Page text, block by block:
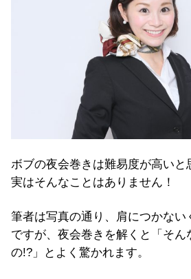
ボブの夜会巻きは難易度が高いと
実はそんなことはありません！
筆者は写真の通り、肩につかない
ですが、夜会巻きを解くと「そん
の!?」とよく驚かれます。